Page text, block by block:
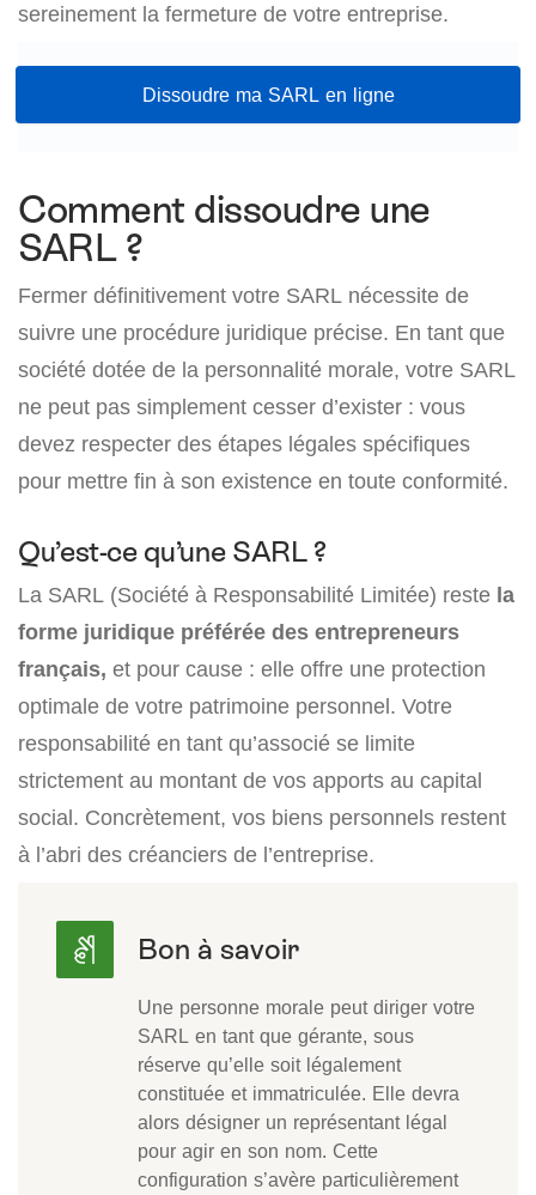
sereinement la fermeture de votre entreprise.
Dissoudre ma SARL en ligne
Comment dissoudre une
SARL ?
Fermer définitivement votre SARL nécessite de
suivre une procédure juridique précise. En tant que
société dotée de la personnalité morale, votre SARL
ne peut pas simplement cesser d’exister : vous
devez respecter des étapes légales spécifiques
pour mettre fin à son existence en toute conformité.
Qu’est-ce qu’une SARL ?
La SARL (Société à Responsabilité Limitée) reste la
forme juridique préférée des entrepreneurs
français, et pour cause : elle offre une protection
optimale de votre patrimoine personnel. Votre
responsabilité en tant qu’associé se limite
strictement au montant de vos apports au capital
social. Concrètement, vos biens personnels restent
à l’abri des créanciers de l’entreprise.
Une personne morale peut diriger votre
SARL en tant que gérante, sous
réserve qu’elle soit légalement
constituée et immatriculée. Elle devra
alors désigner un représentant légal
pour agir en son nom. Cette
configuration s’avère particulièrement